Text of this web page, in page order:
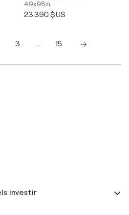
49x98in
23 390 $US
3 …
15
investir